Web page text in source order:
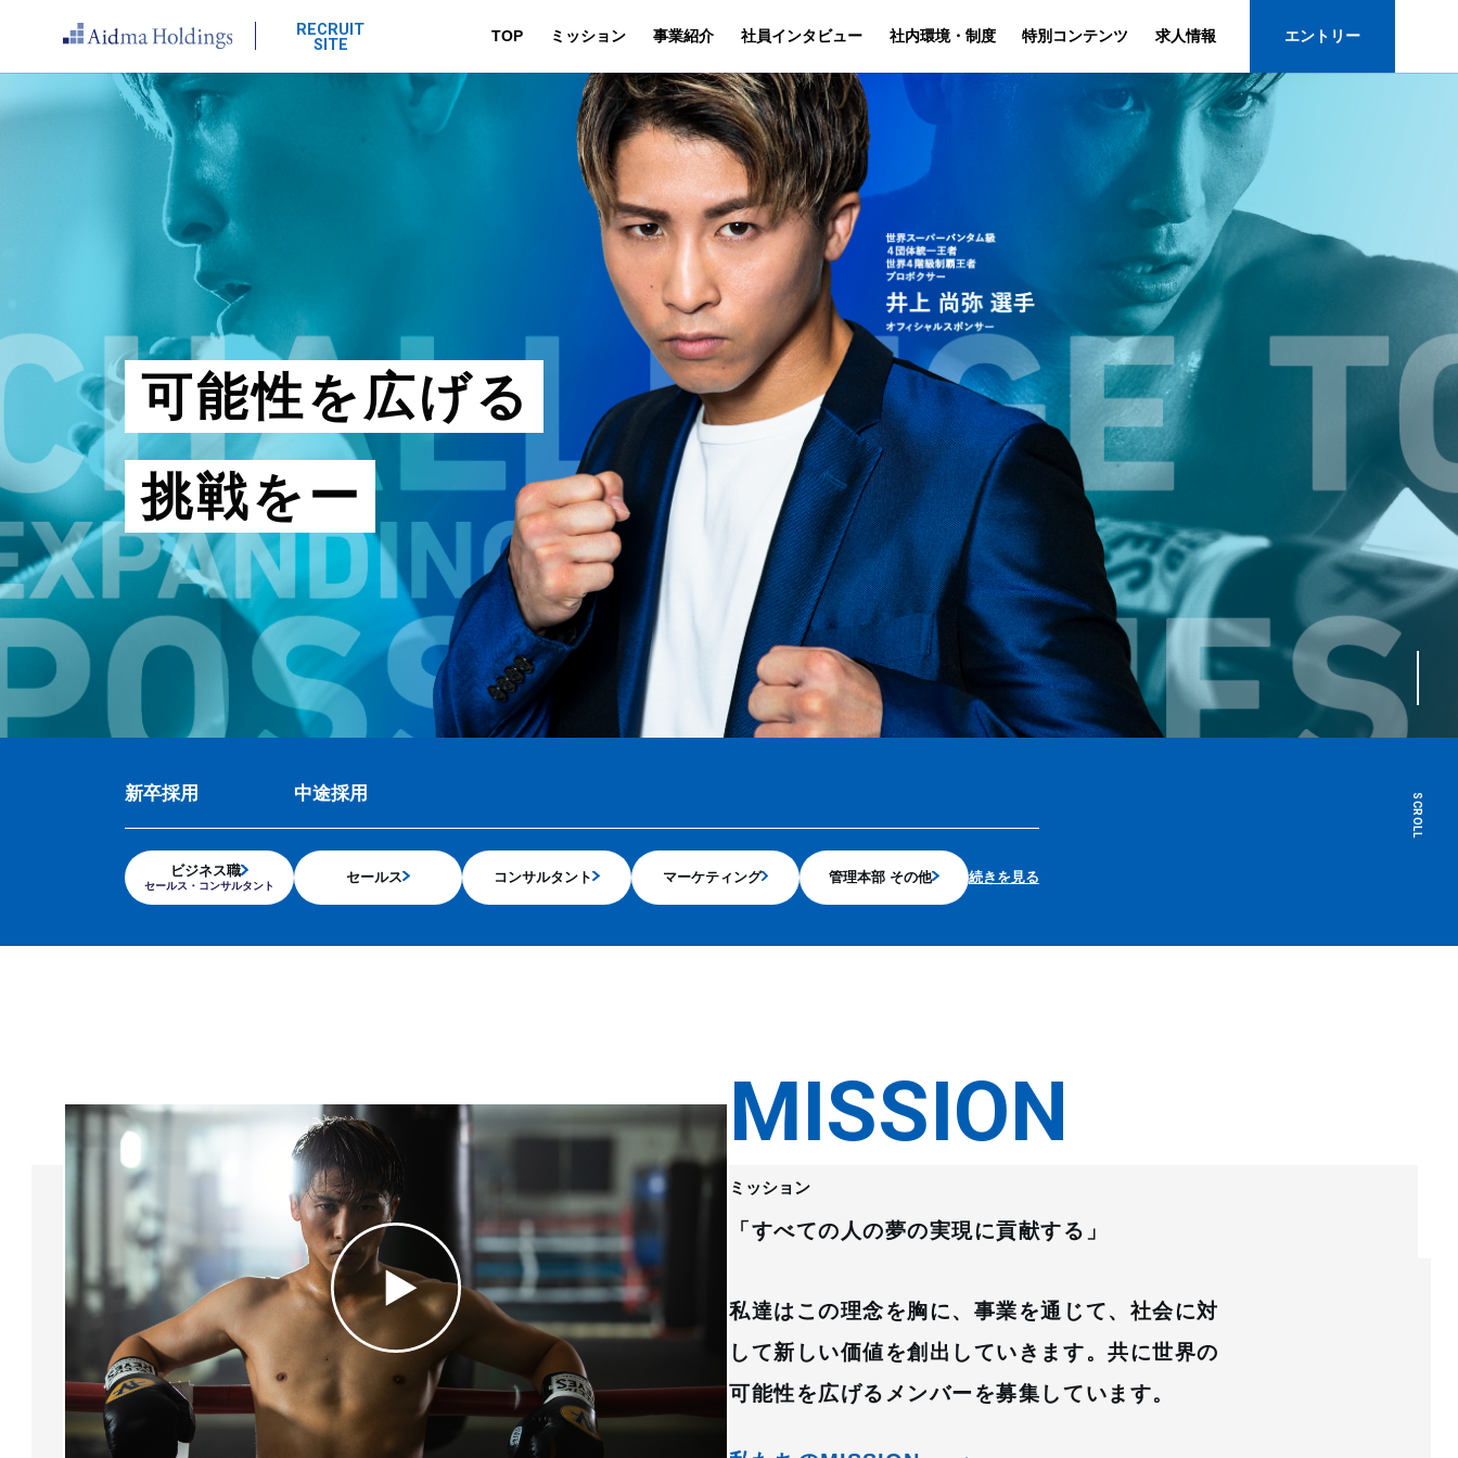
RECRUIT
SITE
TOP ミッション 事業紹介 社員インタビュー 社内環境・制度 特別コンテンツ 求人情報 エントリー
可能性を 広げる
挑戦を ー
新卒採用
ビジネス職
セールス・コンサルタント
中途採用
セールス コンサルタント マーケティング 管理本部 その他 続きを見る
SCROLL
MISSION
ミッション
「すべての人の夢の実現に貢献する」
私達はこの理念を胸に、事業を通じて、社会に対
して新しい価値を創出していきます。共に世界の
可能性を広げるメンバーを募集しています。